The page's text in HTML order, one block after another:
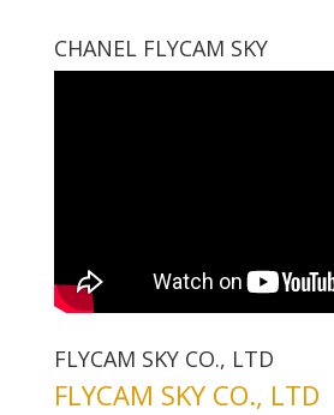
CHANEL FLYCAM SKY
FLYCAM SKY CO., LTD
FLYCAM SKY CO., LTD